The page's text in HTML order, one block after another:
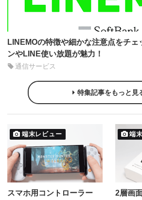
LINEMOの特徴や細かな注意点をチェ
ンやLINE使い放題が魅力！
通信サービス
特集記事をもっと見
端末レビュー
スマホ用コントローラー
端
2層画